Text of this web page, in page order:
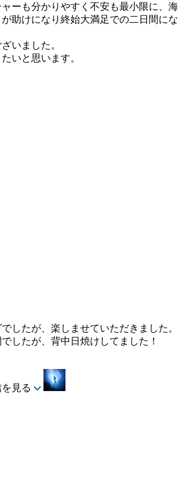
ーも分かりやすく不安も最小限に、海
助けになり終始大満足での二日間にな
いました。
いと思います。
したが、楽しませていただきました。
したが、背中日焼けしてました！
見る